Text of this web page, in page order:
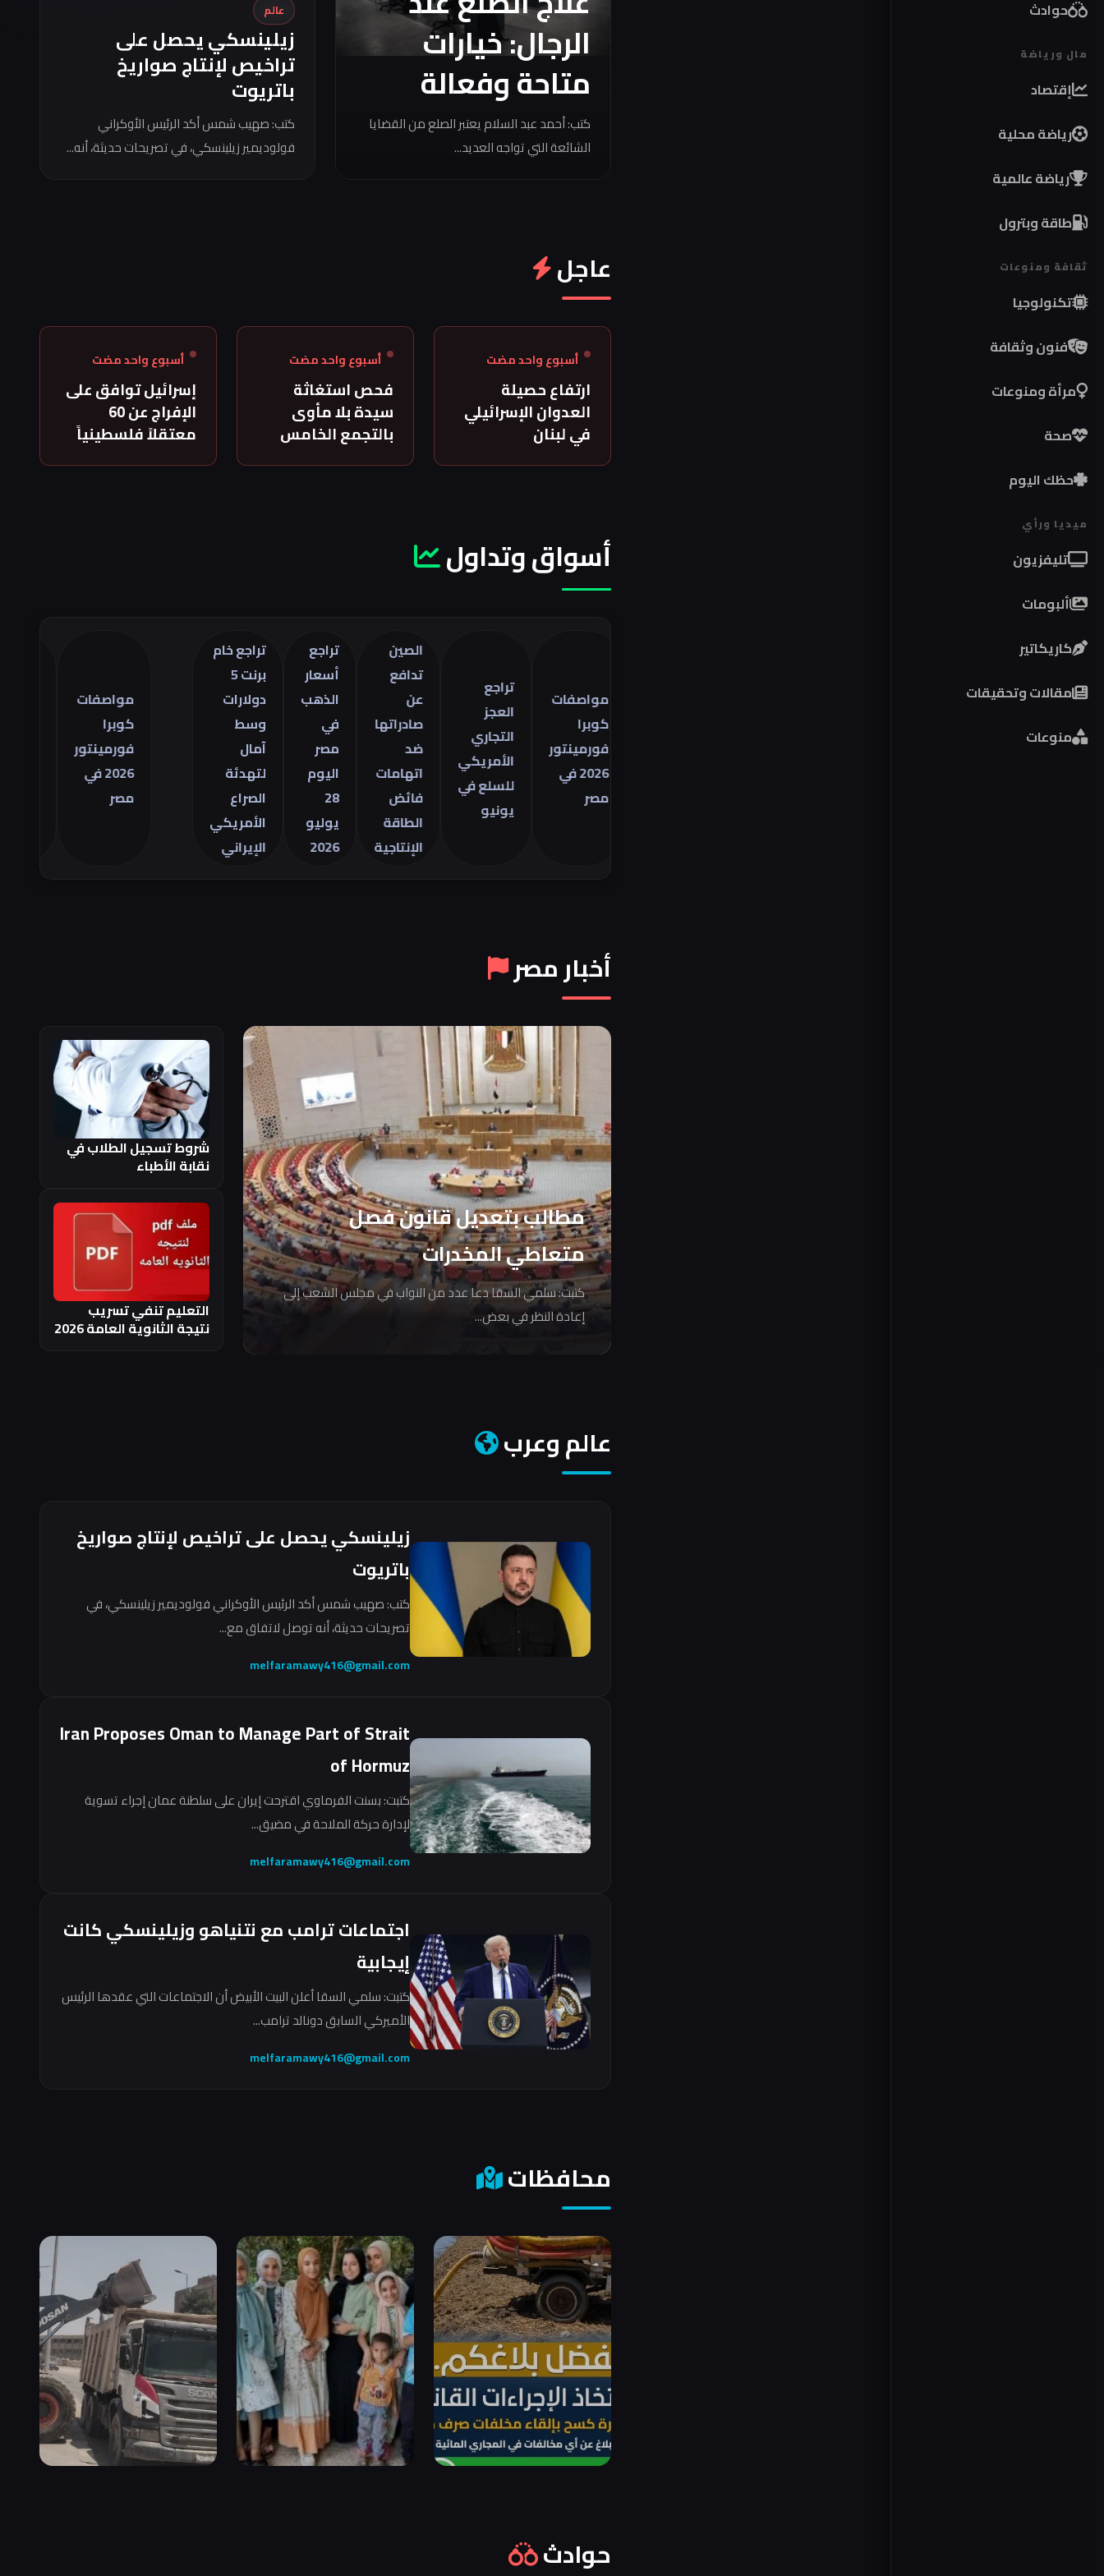
حوادث
مال ورياضة
إقتصاد
رياضة محلية
رياضة عالمية
طاقة وبترول
ثقافة ومنوعات
تكنولوجيا
فنون وثقافة
مرأة ومنوعات
صحة
حظك اليوم
ميديا ورأي
تليفزيون
ألبومات
كاريكاتير
مقالات وتحقيقات
منوعات
الرجال: خيارات
متاحة وفعالة
كتب: أحمد عبد السلام يعتبر الصلع من القضايا
الشائعة التي تواجه العديد...
عالم
زيلينسكي يحصل على
تراخيص لإنتاج صواريخ
باتريوت
كتب: صهيب شمس أكد الرئيس الأوكراني
فولوديمير زيلينسكي، في تصريحات حديثة، أنه...
عاجل
أسبوع واحد مضت
ارتفاع حصيلة
العدوان الإسرائيلي
في لبنان
أسبوع واحد مضت
فحص استغاثة
سيدة بلا مأوى
بالتجمع الخامس
أسبوع واحد مضت
إسرائيل توافق على
الإفراج عن 60
معتقلاً فلسطينياً
أسواق وتداول
مواصفات
فورمينتور
2026 في
التجاري
الأمريكي
للسلع في
يونيو
الصين
تدافع
صادراتها
اتهامات
فائض
الطاقة
الإنتاجية
أسعار
الذهب
تراجع خام
برنت 5
دولارات
لتهدئة
الصراع
الأمريكي
الإيراني
مواصفات
فورمينتور
2026 في
أخبار مصر
مطالب بتعديل قانون فصل
متعاطي المخدرات
كتبت: سلمي السقا دعا عدد من النواب في مجلس الشعب إلى
إعادة النظر في بعض...
شروط تسجيل الطلاب في
نقابة الأطباء
التعليم تنفي تسريب
نتيجة الثانوية العامة 2026
عالم وعرب
زيلينسكي يحصل على تراخيص لإنتاج صواريخ
باتريوت
كتب: صهيب شمس أكد الرئيس الأوكراني فولوديمير زيلينسكي، في
تصريحات حديثة، أنه توصل لاتفاق مع...
melfaramawy416@gmail.com
Iran Proposes Oman to Manage Part of Strait
of Hormuz
كتبت: بسنت الفرماوي اقترحت إيران على سلطنة عمان إجراء تسوية
لإدارة حركة الملاحة في مضيق...
melfaramawy416@gmail.com
اجتماعات ترامب مع نتنياهو وزيلينسكي كانت
إيجابية
كتبت: سلمي السقا أعلن البيت الأبيض أن الاجتماعات التي عقدها الرئيس
الأميركي السابق دونالد ترامب...
melfaramawy416@gmail.com
محافظات
حوادث